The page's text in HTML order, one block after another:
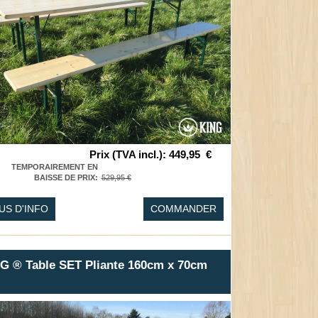
Prix (TVA incl.): 449,95 €
TEMPORAIREMENT EN
BAISSE DE PRIX: 529,95 €
D'INFO COMMANDER
® Table SET Pliante 160cm x 70cm